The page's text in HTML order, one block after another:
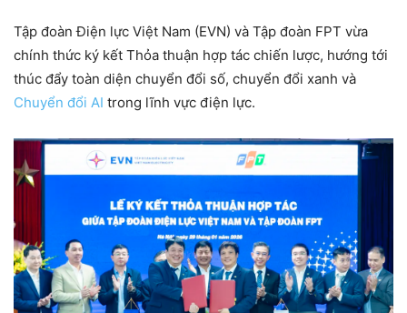
Tập đoàn Điện lực Việt Nam (EVN) và Tập đoàn FPT vừa
chính thức ký kết Thỏa thuận hợp tác chiến lược, hướng tới
thúc đẩy toàn diện chuyển đổi số, chuyển đổi xanh và
Chuyển đổi AI trong lĩnh vực điện lực.